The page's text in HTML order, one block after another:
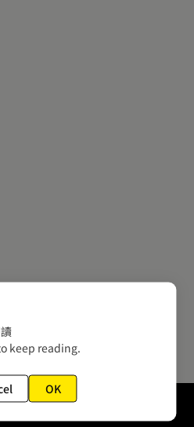
keep reading.
OK